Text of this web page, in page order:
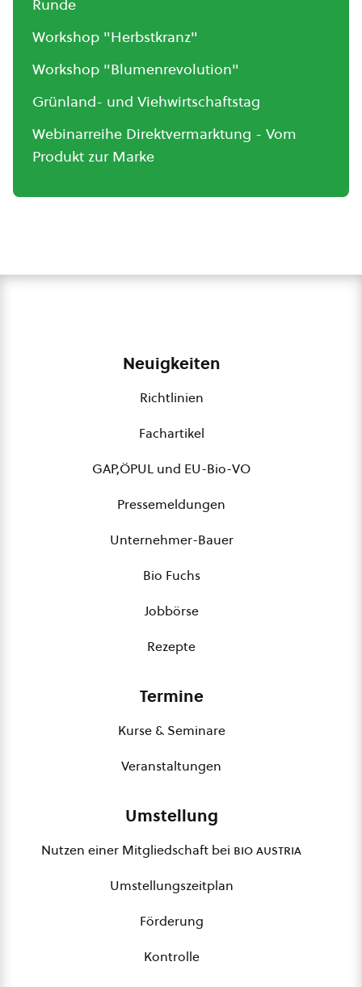
Runde
Workshop "Herbstkranz"
Workshop "Blumenrevolution"
Grünland- und Viehwirtschaftstag
Webinarreihe Direktvermarktung - Vom
Produkt zur Marke
Neuigkeiten
Richtlinien
Fachartikel
GAP,ÖPUL und EU-Bio-VO
Pressemeldungen
Unternehmer-Bauer
Bio Fuchs
Jobbörse
Rezepte
Termine
Kurse & Seminare
Veranstaltungen
Umstellung
Nutzen einer Mitgliedschaft bei bio austria
Umstellungszeitplan
Förderung
Kontrolle